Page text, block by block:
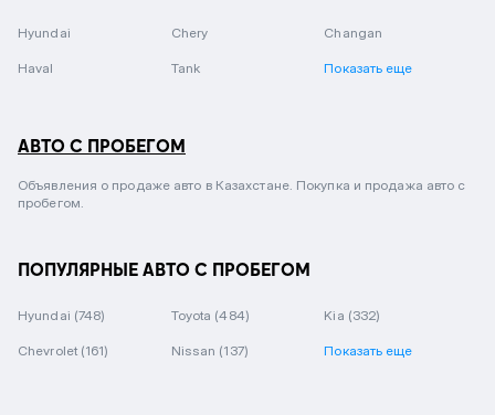
Hyundai Chery Changan
Haval Tank Показать еще
АВТО С ПРОБЕГОМ
Объявления о продаже авто в Казахстане. Покупка и продажа авто с
пробегом.
ПОПУЛЯРНЫЕ АВТО С ПРОБЕГОМ
Hyundai (748) Toyota (484) Kia (332)
Chevrolet (161) Nissan (137) Показать еще